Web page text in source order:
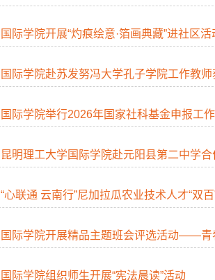
国际学院开展“灼痕绘意·箔画典藏”进社区活
国际学院赴苏发努冯大学孔子学院工作教
国际学院举行2026年国家社科基金申报工
昆明理工大学国际学院赴元阳县第二中学
“心联通 云南行”尼加拉瓜农业技术人才“双
国际学院开展精品主题班会评选活动——青
国际学院组织师生开展“宪法晨读”活动